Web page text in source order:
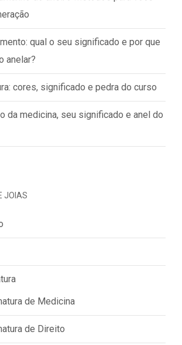
qual o seu significado e por que
anelar?
cores, significado e pedra do curso
da medicina, seu significado e anel do
JOIAS
de Medicina
de Direito